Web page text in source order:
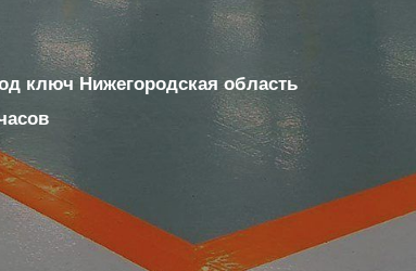
ключ Нижегородская область